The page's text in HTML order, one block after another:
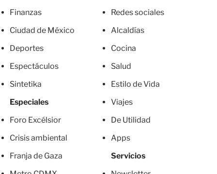
Finanzas
Ciudad de México
Deportes
Espectáculos
Sintetika
Especiales
Foro Excélsior
Crisis ambiental
Franja de Gaza
Redes sociales
Alcaldías
Cocina
Salud
Estilo de Vida
Viajes
De Utilidad
Apps
Servicios